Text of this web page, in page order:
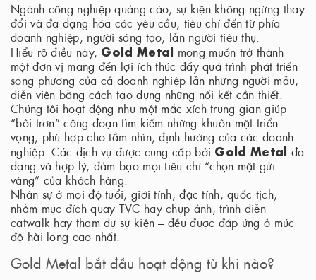
Ngành công nghiệp quảng cáo, sự kiện không ngừng thay
đổi và đa dạng hóa các yêu cầu, tiêu chí đến từ phía
doanh nghiệp, người sáng tạo, lẫn người tiêu thụ.
Hiểu rõ điều này, Gold Metal mong muốn trở thành
một đơn vị mang đến lợi ích thúc đẩy quá trình phát triển
song phương của cả doanh nghiệp lẫn những người mẫu,
diễn viên bằng cách tạo dựng những nối kết cần thiết.
Chúng tôi hoạt động như một mắc xích trung gian giúp
“bôi trơn” công đoạn tìm kiếm những khuôn mặt triển
vọng, phù hợp cho tầm nhìn, định hướng của các doanh
nghiệp. Các dịch vụ được cung cấp bởi Gold Metal đa
dạng và hợp lý, đảm bạo mọi tiêu chí “chọn mặt gửi
vàng” của khách hàng.
Nhân sự ở mọi độ tuổi, giới tính, đặc tính, quốc tịch,
nhằm mục đích quay TVC hay chụp ảnh, trình diễn
catwalk hay tham dự sự kiện – đều được đáp ứng ở mức
độ hài long cao nhất.
Gold Metal bắt đầu hoạt động từ khi nào?